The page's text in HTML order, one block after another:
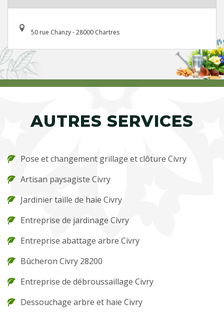
50 rue Chanzy - 28000 Chartres
AUTRES SERVICES
Pose et changement grillage et clôture Civry
Artisan paysagiste Civry
Jardinier taille de haie Civry
Entreprise de jardinage Civry
Entreprise abattage arbre Civry
Bûcheron Civry 28200
Entreprise de débroussaillage Civry
Dessouchage arbre et haie Civry